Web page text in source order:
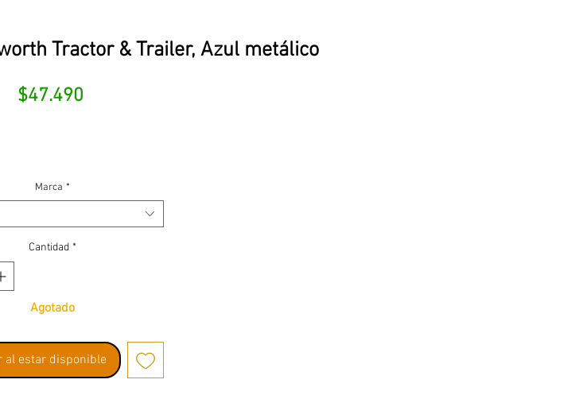
Tractor & Trailer, Azul metálico
$47.490
Marca *
Cantidad *
Agotado
al estar disponible